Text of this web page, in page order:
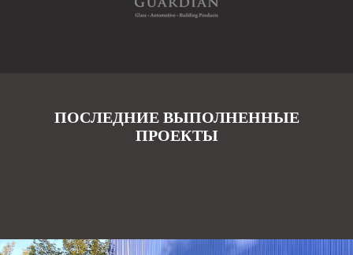
ПОСЛЕДНИЕ ВЫПОЛНЕННЫЕ
ПРОЕКТЫ